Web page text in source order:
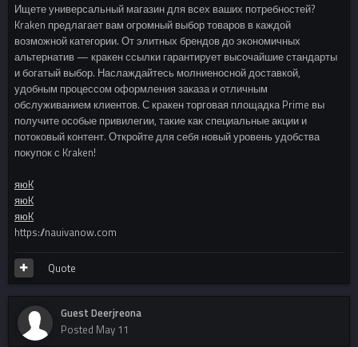
Ищете универсальный магазин для всех ваших потребностей?
Kraken предлагает вам огромный выбор товаров в каждой
возможной категории. От элитных брендов до экономичных
альтернатив — кракен ссылки гарантирует высочайшие стандарты
и богатый выбор. Наслаждайтесь молниеносной доставкой,
удобным процессом оформления заказа и отличным
обслуживанием клиентов. С кракен торговая площадка Prime вы
получите особые привилегии, такие как специальные акции и
потоковый контент. Откройте для себя новый уровень удобства
покупок с Kraken!
яюK
яюK
яюK
https://nauivanow.com
Quote
Guest Deerjreona
Posted May 11